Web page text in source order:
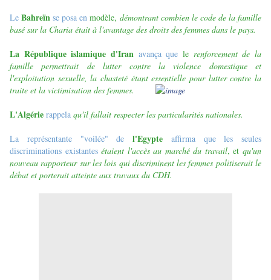
Le Bahreïn se posa enmodèle, démontrant combien le code de la famille
basé sur la Charia était à l'avantage des droits des femmes dans le pays.
La République islamique d'Iran avança que le renforcement de la
famille permettrait de lutter contre la violence domestique et
l'exploitation sexuelle, la chasteté étant essentielle pour lutter contre la
traite et la victimisation des femmes.
L'Algérie rappela qu'il fallait respecter les particularités nationales.
La représentante "voilée" de l'Egypte affirma que les seules
discriminations existantesétaient l'accès au marché du travail, etqu'un
nouveau rapporteur sur les lois qui discriminent les femmes politiserait le
débat et porterait atteinte aux travaux du CDH.